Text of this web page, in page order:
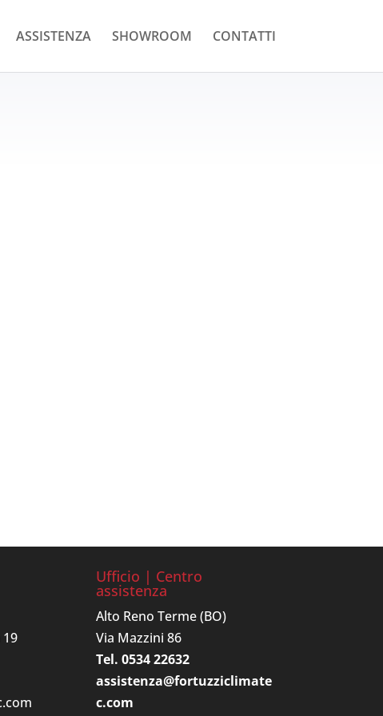
ASSISTENZA SHOWROOM CONTATTI
Ufficio | Centro
assistenza
Alto Reno Terme (BO)
Via Mazzini 86
Tel. 0534 22632
assistenza@fortuzziclimate
c.com